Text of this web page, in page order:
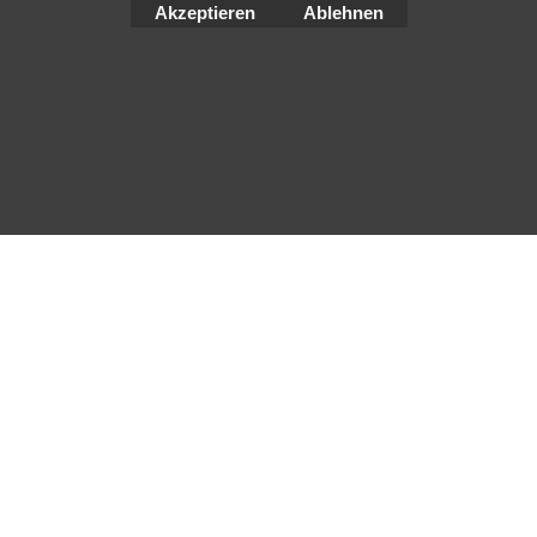
Akzeptieren Ablehnen